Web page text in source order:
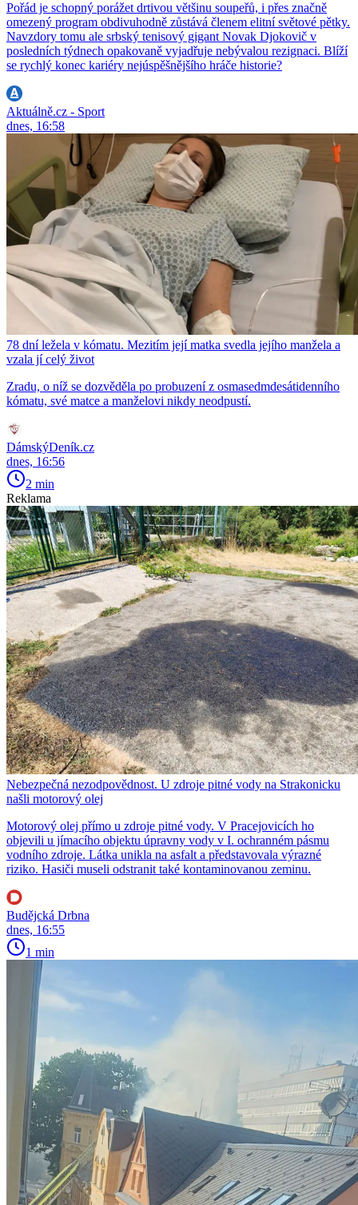
Pořád je schopný porážet drtivou většinu soupeřů, i přes značně
omezený program obdivuhodně zůstává členem elitní světové pětky.
Navzdory tomu ale srbský tenisový gigant Novak Djokovič v
posledních týdnech opakovaně vyjadřuje nebývalou rezignaci. Blíží
se rychlý konec kariéry nejúspěšnějšího hráče historie?
Aktuálně.cz - Sport
dnes, 16:58
78 dní ležela v kómatu. Mezitím její matka svedla jejího manžela a
vzala jí celý život
Zradu, o níž se dozvěděla po probuzení z osmasedmdesátidenního
kómatu, své matce a manželovi nikdy neodpustí.
DámskýDeník.cz
dnes, 16:56
2 min
Reklama
Nebezpečná nezodpovědnost. U zdroje pitné vody na Strakonicku
našli motorový olej
Motorový olej přímo u zdroje pitné vody. V Pracejovicích ho
objevili u jímacího objektu úpravny vody v I. ochranném pásmu
vodního zdroje. Látka unikla na asfalt a představovala výrazné
riziko. Hasiči museli odstranit také kontaminovanou zeminu.
Budějcká Drbna
dnes, 16:55
1 min